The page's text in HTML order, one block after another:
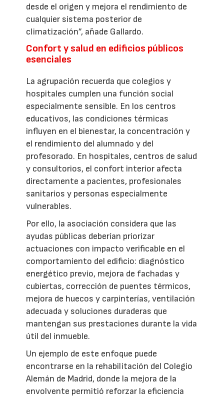
desde el origen y mejora el rendimiento de
cualquier sistema posterior de
climatización”, añade Gallardo.
Confort y salud en edificios públicos
esenciales
La agrupación recuerda que colegios y
hospitales cumplen una función social
especialmente sensible. En los centros
educativos, las condiciones térmicas
influyen en el bienestar, la concentración y
el rendimiento del alumnado y del
profesorado. En hospitales, centros de salud
y consultorios, el confort interior afecta
directamente a pacientes, profesionales
sanitarios y personas especialmente
vulnerables.
Por ello, la asociación considera que las
ayudas públicas deberían priorizar
actuaciones con impacto verificable en el
comportamiento del edificio: diagnóstico
energético previo, mejora de fachadas y
cubiertas, corrección de puentes térmicos,
mejora de huecos y carpinterías, ventilación
adecuada y soluciones duraderas que
mantengan sus prestaciones durante la vida
útil del inmueble.
Un ejemplo de este enfoque puede
encontrarse en la rehabilitación del Colegio
Alemán de Madrid, donde la mejora de la
envolvente permitió reforzar la eficiencia